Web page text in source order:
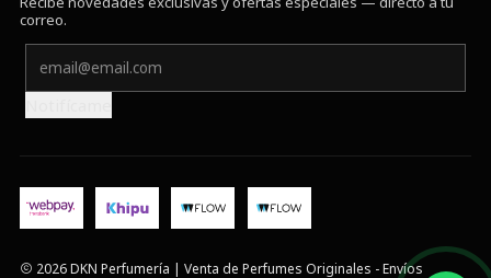
correo.
2026 DKN Perfumería | Venta de Perfumes Originales - Envíos